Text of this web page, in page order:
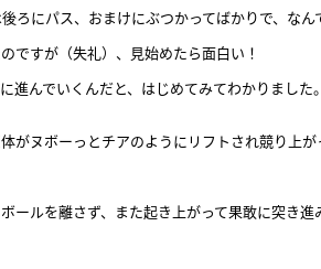
ろにパス、おまけにぶつかってばかりで、なん
ですが（失礼）、見始めたら面白い！
進んでいくんだと、はじめてみてわかりました
がヌボーっとチアのようにリフトされ競り上が
ールを離さず、また起き上がって果敢に突き進